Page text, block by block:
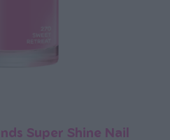
Super Shine Nail